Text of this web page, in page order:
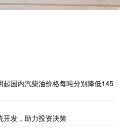
国内汽柴油价格每吨分别降低145
开发，助力投资决策